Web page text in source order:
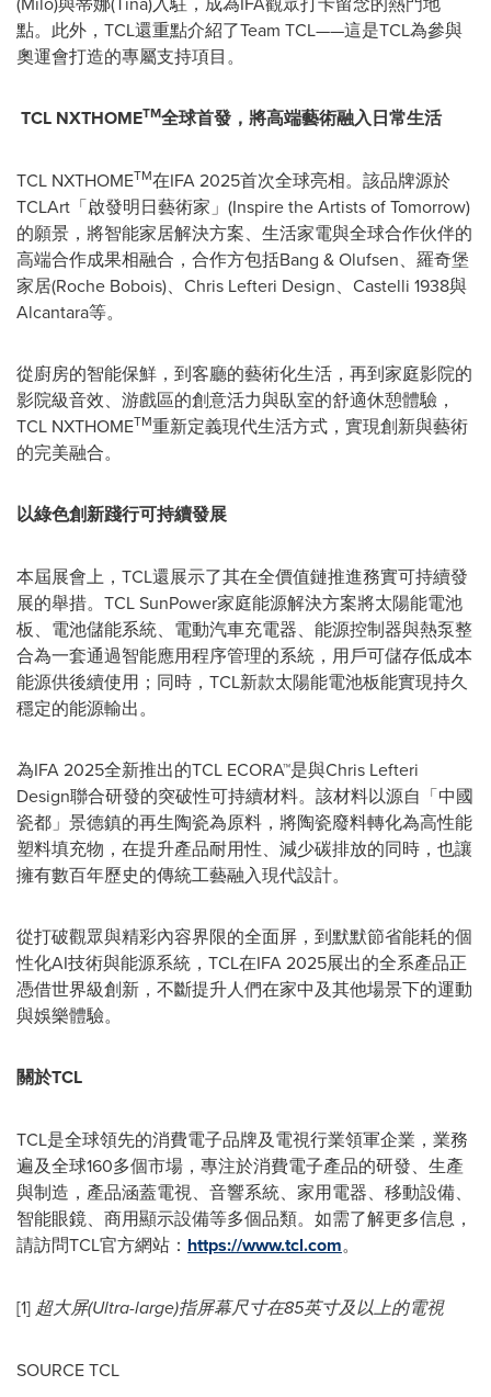
點。此外，TCL還重點介紹了Team TCL——這是TCL為參與
奧運會打造的專屬支持項目。
TCL NXTHOMETM全球首發，將高端藝術融入日常生活
TCL NXTHOMETM在IFA 2025首次全球亮相。該品牌源於
TCLArt「啟發明日藝術家」(Inspire the Artists of Tomorrow)
的願景，將智能家居解決方案、生活家電與全球合作伙伴的
高端合作成果相融合，合作方包括Bang & Olufsen、羅奇堡
家居(Roche Bobois)、Chris Lefteri Design、Castelli 1938與
Alcantara等。
從廚房的智能保鮮，到客廳的藝術化生活，再到家庭影院的
影院級音效、游戲區的創意活力與臥室的舒適休憩體驗，
TCL NXTHOMETM重新定義現代生活方式，實現創新與藝術
的完美融合。
以綠色創新踐行可持續發展
本屆展會上，TCL還展示了其在全價值鏈推進務實可持續發
展的舉措。TCL SunPower家庭能源解決方案將太陽能電池
板、電池儲能系統、電動汽車充電器、能源控制器與熱泵整
合為一套通過智能應用程序管理的系統，用戶可儲存低成本
能源供後續使用；同時，TCL新款太陽能電池板能實現持久
穩定的能源輸出。
為IFA 2025全新推出的TCL ECORA™是與Chris Lefteri
Design聯合研發的突破性可持續材料。該材料以源自「中國
瓷都」景德鎮的再生陶瓷為原料，將陶瓷廢料轉化為高性能
塑料填充物，在提升產品耐用性、減少碳排放的同時，也讓
擁有數百年歷史的傳統工藝融入現代設計。
從打破觀眾與精彩內容界限的全面屏，到默默節省能耗的個
性化AI技術與能源系統，TCL在IFA 2025展出的全系產品正
憑借世界級創新，不斷提升人們在家中及其他場景下的運動
與娛樂體驗。
關於TCL
TCL是全球領先的消費電子品牌及電視行業領軍企業，業務
遍及全球160多個市場，專注於消費電子產品的研發、生產
與制造，產品涵蓋電視、音響系統、家用電器、移動設備、
智能眼鏡、商用顯示設備等多個品類。如需了解更多信息，
請訪問TCL官方網站： https://www.tcl.com。
[1] 超大屏(Ultra-large)指屏幕尺寸在85英寸及以上的電視
SOURCE TCL